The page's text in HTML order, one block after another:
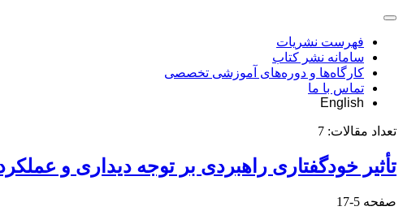
فهرست نشریات
سامانه نشر کتاب
کارگاه‌ها و دوره‌های آموزشی تخصصی
تماس با ما
English
تعداد مقالات: 7
تأثیر خودگفتاری راهبردی بر توجه دیداری و
صفحه 5-17